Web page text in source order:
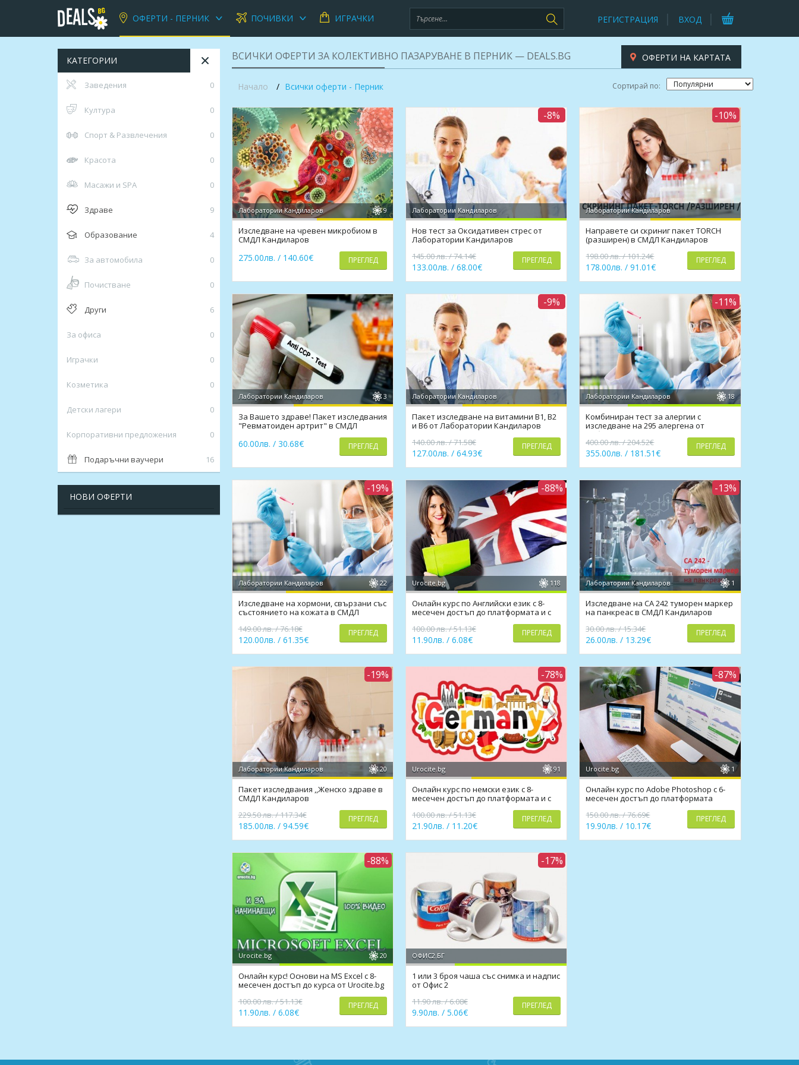
ОФЕРТИ - ПЕРНИК ПОЧИВКИ ИГРАЧКИ РЕГИСТРАЦИЯ ВХОД
КАТЕГОРИИ
Заведения 0
Култура 0
Спорт & Развлечения 0
Красота 0
Масажи и SPA 0
Здраве 9
Образование 4
За автомобила 0
Почистване 0
Други 6
За офиса 0
Играчки 0
Козметика 0
Детски лагери 0
Корпоративни предложения 0
Подаръчни ваучери 16
НОВИ ОФЕРТИ
ВСИЧКИ ОФЕРТИ ЗА КОЛЕКТИВНО ПАЗАРУВАНЕ В ПЕРНИК — DEALS.BG ОФЕРТИ НА КАРТАТА
Начало Всички оферти - Перник Сортирай по:
Лаборатории Кандиларов 9
Изследване на чревен микробиом в
СМДЛ Кандиларов
275.00лв. / 140.60€ ПРЕГЛЕД
-8%
Лаборатории Кандиларов
Нов тест за Оксидативен стрес от
Лаборатории Кандиларов
145.00 лв. / 74.14€
133.00лв. / 68.00€
ПРЕГЛЕД
-10%
Лаборатории Кандиларов
Направете си скриниг пакет TORCH
(разширен) в СМДЛ Кандиларов
198.00 лв. / 101.24€
178.00лв. / 91.01€
ПРЕГЛЕД
Лаборатории Кандиларов 3
За Вашето здраве! Пакет изследвания
"Ревматоиден артрит" в СМДЛ
60.00лв. / 30.68€ ПРЕГЛЕД
-9%
Лаборатории Кандиларов
Пакет изследване на витамини В1, В2
и В6 от Лаборатории Кандиларов
140.00 лв. / 71.58€
127.00лв. / 64.93€
ПРЕГЛЕД
-11%
Лаборатории Кандиларов 18
Комбиниран тест за алергии с
изследване на 295 алергена от
Лаборатории Кандиларов
400.00 лв. / 204.52€
355.00лв. / 181.51€
ПРЕГЛЕД
-19%
Лаборатории Кандиларов 22
Изследване на хормони, свързани със
състоянието на кожата в СМДЛ
149.00 лв. / 76.18€
120.00лв. / 61.35€
ПРЕГЛЕД
-88%
Urocite.bg 118
Онлайн курс по Английски език с 8-
месечен достъп до платформата и с
100.00 лв. / 51.13€
11.90лв. / 6.08€
ПРЕГЛЕД
-13%
Лаборатории Кандиларов 1
Изследване на CA 242 туморен маркер
на панкреас в СМДЛ Кандиларов
30.00 лв. / 15.34€
26.00лв. / 13.29€
ПРЕГЛЕД
-19%
Лаборатории Кандиларов 20
Пакет изследвания ,,Женско здраве в
СМДЛ Кандиларов
229.50 лв. / 117.34€
185.00лв. / 94.59€
ПРЕГЛЕД
-78%
Urocite.bg 91
Онлайн курс по немски език с 8-
месечен достъп до платформата и с
100.00 лв. / 51.13€
21.90лв. / 11.20€
ПРЕГЛЕД
-87%
Urocite.bg 1
Онлайн курс по Adobe Photoshop с 6-
месечен достъп до платформата
150.00 лв. / 76.69€
19.90лв. / 10.17€
ПРЕГЛЕД
-88%
Urocite.bg 20
Онлайн курс! Основи на MS Excel с 8-
месечен достъп до курса от Urocite.bg
100.00 лв. / 51.13€
11.90лв. / 6.08€
ПРЕГЛЕД
-17%
ОФИС2.БГ
1 или 3 броя чаша със снимка и надпис
от Офис 2
11.90 лв. / 6.08€
9.90лв. / 5.06€
ПРЕГЛЕД